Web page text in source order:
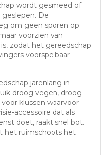
wordt gesmeed of
De
om geen sporen op
voorzien van
zodat het gereedschap
voorspelbaar
jarenlang in
droog vegen, droog
klussen waarvoor
accessoire dat als
doet, raakt snel bot.
het ruimschoots het